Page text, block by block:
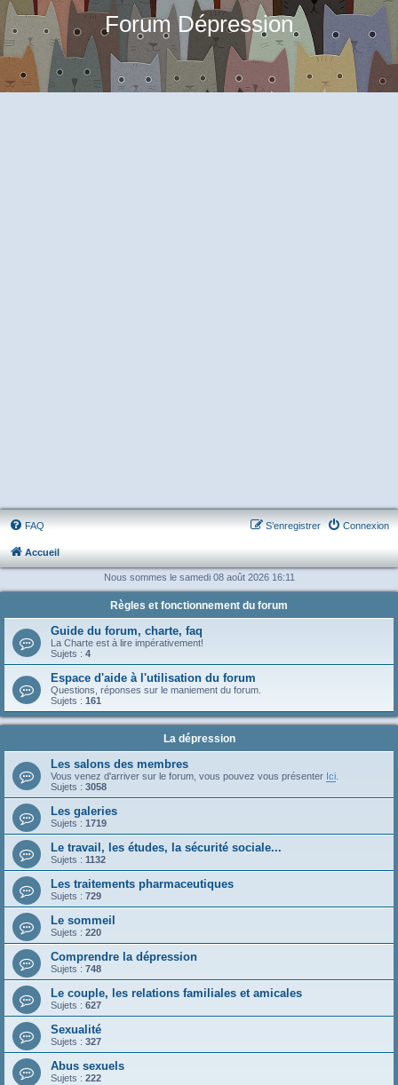
Forum Dépression
FAQ Connexion
S’enregistrer
Accueil
Nous sommes le samedi 08 août 2026 16:11
Règles et fonctionnement du forum
Guide du forum, charte, faq
La Charte est à lire impérativement!
Sujets : 4
Espace d'aide à l'utilisation du forum
Questions, réponses sur le maniement du forum.
Sujets : 161
La dépression
Les salons des membres
Vous venez d'arriver sur le forum, vous pouvez vous présenter Ici
Sujets : 3058
Les galeries
Sujets : 1719
Le travail, les études, la sécurité sociale...
Sujets : 1132
Les traitements pharmaceutiques
Sujets : 729
Le sommeil
Sujets : 220
Comprendre la dépression
Sujets : 748
Le couple, les relations familiales et amicales
Sujets : 627
Sexualité
Sujets : 327
Abus sexuels
Sujets : 222